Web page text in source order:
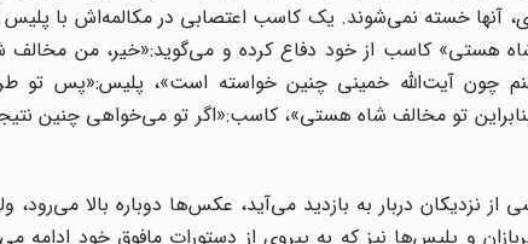
آنها خسته نمی‌شوند. یک کاسب اعتصابی در مکالمه‌اش با پلیس
هستی» کاسب از خود دفاع کرده و می‌گوید:«خیر، من مخالف
چون آیت‌الله خمینی چنین خواسته است»، پلیس:«پس تو
تو مخالف شاه هستی»، کاسب:«اگر تو می‌خواهی چنین
نزدیکان دربار به بازدید می‌آید، عکس‌ها دوباره بالا می‌رود،
و پلیس‌ها نیز که به پیروی از دستورات مافوق خود ادامه